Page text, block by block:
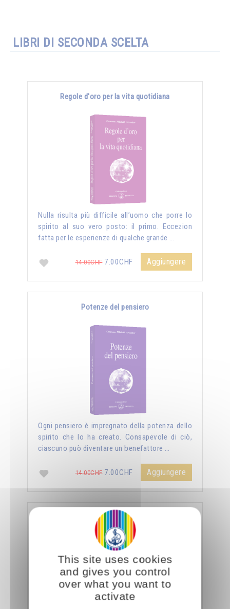
LIBRI DI SECONDA SCELTA
Regole d'oro per la vita quotidiana
Nulla risulta più difficile all’uomo che porre lo
spirito al suo vero posto: il primo. Eccezion
fatta per le esperienze di qualche grande …
14.00CHF7.00CHF Aggiungere
Potenze del pensiero
Ogni pensiero è impregnato della potenza dello
spirito che lo ha creato. Consapevole di ciò,
ciascuno può diventare un benefattore …
14.00CHF7.00CHF Aggiungere
La sessualità forza del cielo
This site uses cookies
and gives you control
over what you want to
activate